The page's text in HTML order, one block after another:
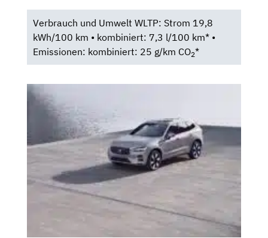
Verbrauch und Umwelt WLTP: Strom 19,8
kWh/100 km • kombiniert: 7,3 l/100 km* •
Emissionen: kombiniert: 25 g/km CO2*